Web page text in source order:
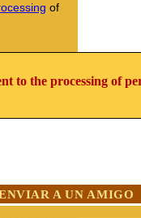
of
to the processing of
A UN AMIGO